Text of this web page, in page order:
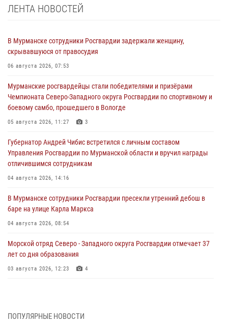
ЛЕНТА НОВОСТЕЙ
В Мурманске сотрудники Росгвардии задержали женщину,
скрывавшуюся от правосудия
06 августа 2026, 07:53
Мурманские росгвардейцы стали победителями и призёрами
Чемпионата Северо-Западного округа Росгвардии по спортивному и
боевому самбо, прошедшего в Вологде
05 августа 2026, 11:27 3
Губернатор Андрей Чибис встретился с личным составом
Управления Росгвардии по Мурманской области и вручил награды
отличившимся сотрудникам
04 августа 2026, 14:16
В Мурманске сотрудники Росгвардии пресекли утренний дебош в
баре на улице Карла Маркса
04 августа 2026, 08:54
Морской отряд Северо - Западного округа Росгвардии отмечает 37
лет со дня образования
03 августа 2026, 12:23 4
ПОПУЛЯРНЫЕ НОВОСТИ